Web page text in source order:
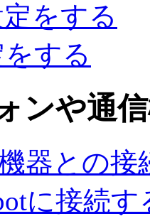
をする
する
ンや通
器との接
に接続す